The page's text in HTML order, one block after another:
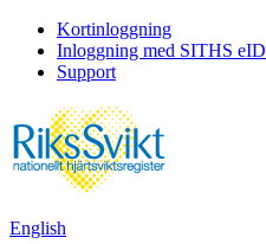
Kortinloggning
Inloggning med SITHS eID
Support
English